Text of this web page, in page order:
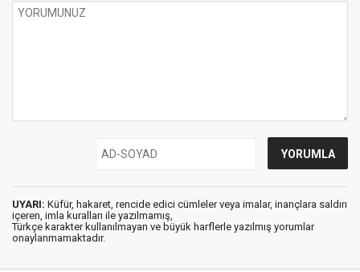
UYARI: Küfür, hakaret, rencide edici cümleler veya imalar, inançlara saldırı
içeren, imla kuralları ile yazılmamış,
Türkçe karakter kullanılmayan ve büyük harflerle yazılmış yorumlar
onaylanmamaktadır.